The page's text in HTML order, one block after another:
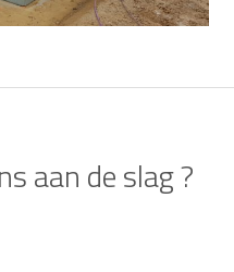
aan de slag ?